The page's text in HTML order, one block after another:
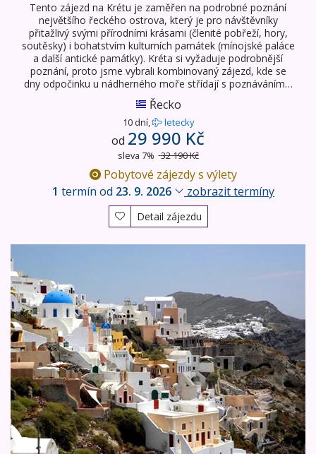
Tento zájezd na Krétu je zaměřen na podrobné poznání
největšího řeckého ostrova, který je pro návštěvníky
přitažlivý svými přírodními krásami (členité pobřeží, hory,
soutěsky) i bohatstvím kulturních památek (mínojské paláce
a další antické památky). Kréta si vyžaduje podrobnější
poznání, proto jsme vybrali kombinovaný zájezd, kde se
dny odpočinku u nádherného moře střídají s poznáváním…
Řecko
10 dní, letecky
od 29 990 Kč
sleva 7% 32 190 Kč
Pobytové zájezdy s výlety
1 termín od 23. 9. 2026 zobrazit termíny
Detail zájezdu